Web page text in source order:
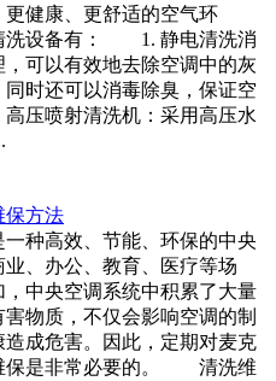
健康、更舒适的空气环
设备有： 1. 静电清洗消
可以有效地去除空调中的灰
时还可以消毒除臭，保证空
喷射清洗机：采用高压水
保方法
高效、节能、环保的中央
、办公、教育、医疗等场
中央空调系统中积累了大量
物质，不仅会影响空调的制
成危害。因此，定期对麦克
保是非常必要的。 清洗维